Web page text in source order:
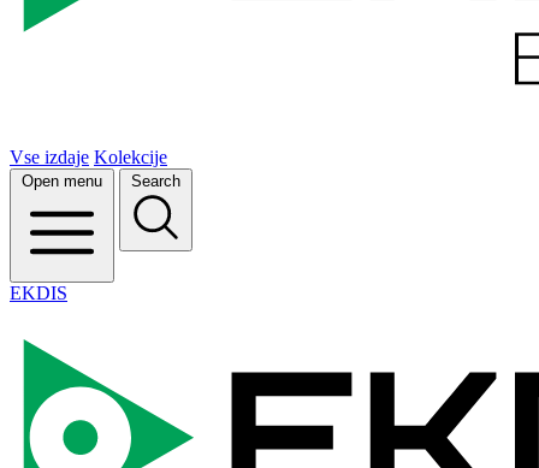
Vse izdaje Kolekcije
Open menu Search
EKDIS